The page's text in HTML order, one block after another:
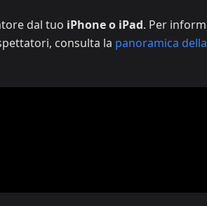
dal tuo iPhone o iPad. Per
consulta la panoramica della